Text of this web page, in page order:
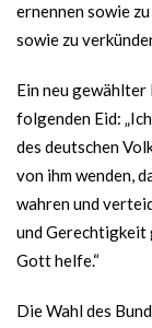
ernennen sowie
sowie zu
Ein neu
folgenden Eid:
des deutschen
von ihm wenden,
wahren und
und Gerechtigkeit
Gott helfe.“
Die Wahl des